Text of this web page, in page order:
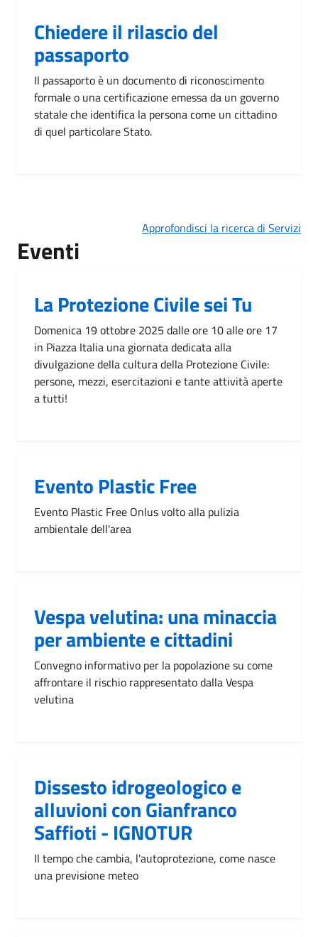
Chiedere il rilascio del
passaporto
Il passaporto è un documento di riconoscimento
formale o una certificazione emessa da un governo
statale che identifica la persona come un cittadino
di quel particolare Stato.
Approfondisci la ricerca di Servizi
Eventi
La Protezione Civile sei Tu
Domenica 19 ottobre 2025 dalle ore 10 alle ore 17
in Piazza Italia una giornata dedicata alla
divulgazione della cultura della Protezione Civile:
persone, mezzi, esercitazioni e tante attività aperte
a tutti!
Evento Plastic Free
Evento Plastic Free Onlus volto alla pulizia
ambientale dell'area
Vespa velutina: una minaccia
per ambiente e cittadini
Convegno informativo per la popolazione su come
affrontare il rischio rappresentato dalla Vespa
velutina
Dissesto idrogeologico e
alluvioni con Gianfranco
Saffioti - IGNOTUR
Il tempo che cambia, l'autoprotezione, come nasce
una previsione meteo